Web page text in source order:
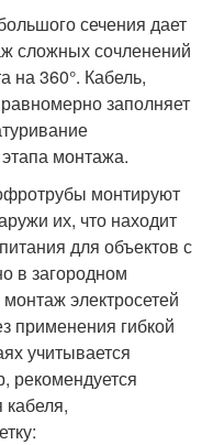
сечения дает
сложных сочленений
на 360°. Кабель,
заполняет
монтажа.
монтируют
их, что находит
для объектов с
в загородном
электросетей
применения гибкой
учитывается
кабеля,